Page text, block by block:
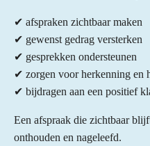
✔ afspraken zichtbaar maken
✔ gewenst gedrag versterken
✔ gesprekken ondersteunen
✔ zorgen voor herkenning en
✔ bijdragen aan een positief
Een afspraak die zichtbaar
onthouden en nageleefd.